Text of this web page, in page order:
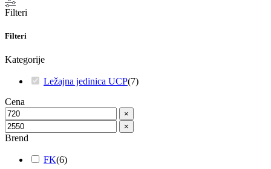
Filteri
Filteri
Kategorije
Ležajna jedinica UCP(7)
Cena
×
×
Brend
FK(6)